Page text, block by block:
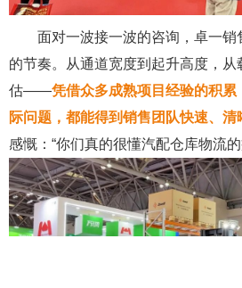
面对一波接一波的咨询，卓一销
的节奏。从通道宽度到起升高度，
估——凭借众多成熟项目经验的积累
际问题，都能得到销售团队快速、清
感慨：“你们真的很懂汽配仓库物流